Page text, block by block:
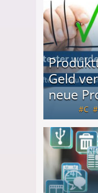
Geld
neue
C
↻ Täglich